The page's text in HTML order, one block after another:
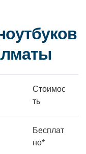
Стоимос
ть
Бесплат
но*